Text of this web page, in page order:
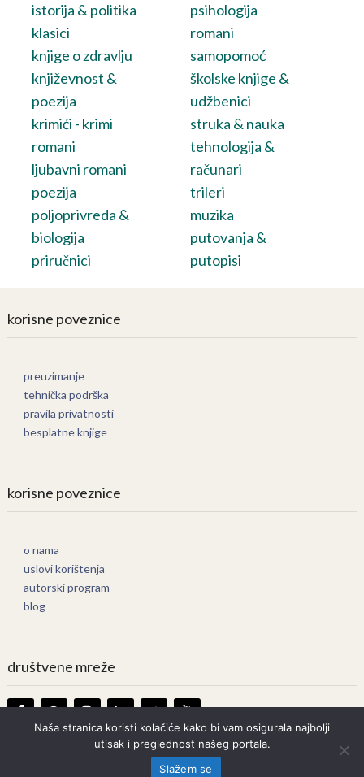
istorija & politika
klasici
knjige o zdravlju
književnost &
poezija
krimići - krimi
romani
ljubavni romani
poezija
poljoprivreda &
biologija
priručnici
psihologija
romani
samopomoć
školske knjige &
udžbenici
struka & nauka
tehnologija &
računari
trileri
muzika
putovanja &
putopisi
korisne poveznice
preuzimanje
tehnička podrška
pravila privatnosti
besplatne knjige
korisne poveznice
o nama
uslovi korištenja
autorski program
blog
društvene mreže
Knjige OnlineCopyright © 2026.
Naša stranica koristi kolačiće kako bi vam osigurala najbolji
utisak i preglednost našeg portala.
Slažem se